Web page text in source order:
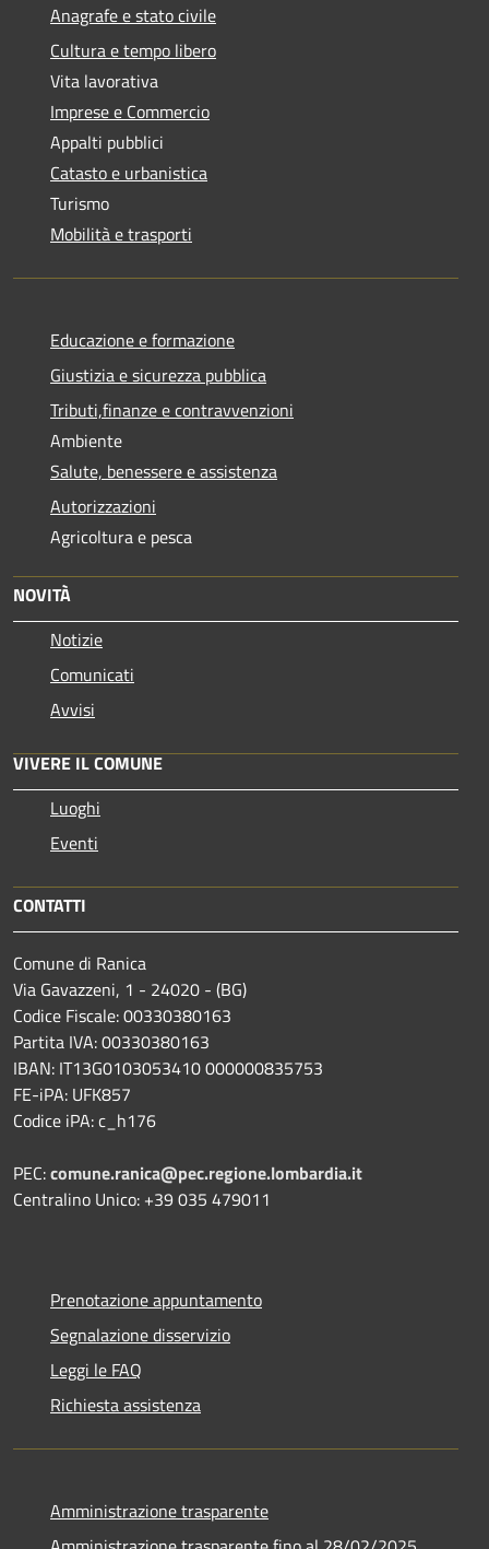
Anagrafe e stato civile
Cultura e tempo libero
Vita lavorativa
Imprese e Commercio
Appalti pubblici
Catasto e urbanistica
Turismo
Mobilità e trasporti
Educazione e formazione
Giustizia e sicurezza pubblica
Tributi,finanze e contravvenzioni
Ambiente
Salute, benessere e assistenza
Autorizzazioni
Agricoltura e pesca
NOVITÀ
Notizie
Comunicati
Avvisi
VIVERE IL COMUNE
Luoghi
Eventi
CONTATTI
Comune di Ranica
Via Gavazzeni, 1 - 24020 - (BG)
Codice Fiscale: 00330380163
Partita IVA: 00330380163
IBAN: IT13G0103053410 000000835753
FE-iPA: UFK857
Codice iPA: c_h176
PEC:comune.ranica@pec.regione.lombardia.it
Centralino Unico: +39 035 479011
Prenotazione appuntamento
Segnalazione disservizio
Leggi le FAQ
Richiesta assistenza
Amministrazione trasparente